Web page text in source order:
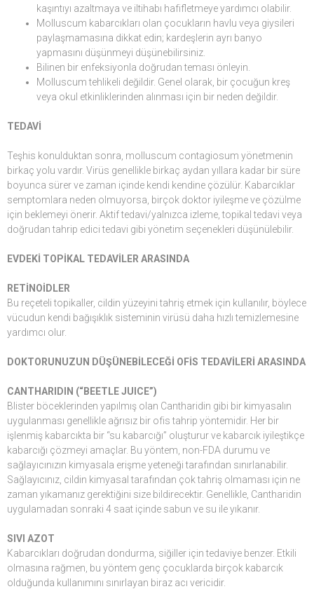
kaşıntıyı azaltmaya ve iltihabı hafifletmeye yardımcı olabilir.
Molluscum kabarcıkları olan çocukların havlu veya giysileri
paylaşmamasına dikkat edin; kardeşlerin ayrı banyo
yapmasını düşünmeyi düşünebilirsiniz.
Bilinen bir enfeksiyonla doğrudan teması önleyin.
Molluscum tehlikeli değildir. Genel olarak, bir çocuğun kreş
veya okul etkinliklerinden alınması için bir neden değildir.
TEDAVİ
Teşhis konulduktan sonra, molluscum contagiosum yönetmenin
birkaç yolu vardır. Virüs genellikle birkaç aydan yıllara kadar bir süre
boyunca sürer ve zaman içinde kendi kendine çözülür. Kabarcıklar
semptomlara neden olmuyorsa, birçok doktor iyileşme ve çözülme
için beklemeyi önerir. Aktif tedavi/yalnızca izleme, topikal tedavi veya
doğrudan tahrip edici tedavi gibi yönetim seçenekleri düşünülebilir.
EVDEKİ TOPİKAL TEDAVİLER ARASINDA
RETİNOİDLER
Bu reçeteli topikaller, cildin yüzeyini tahriş etmek için kullanılır, böylece
vücudun kendi bağışıklık sisteminin virüsü daha hızlı temizlemesine
yardımcı olur.
DOKTORUNUZUN DÜŞÜNEBİLECEĞİ OFİS TEDAVİLERİ ARASINDA
CANTHARIDIN (“BEETLE JUICE”)
Blister böceklerinden yapılmış olan Cantharidin gibi bir kimyasalın
uygulanması genellikle ağrısız bir ofis tahrip yöntemidir. Her bir
işlenmiş kabarcıkta bir “su kabarcığı” oluşturur ve kabarcık iyileştikçe
kabarcığı çözmeyi amaçlar. Bu yöntem, non-FDA durumu ve
sağlayıcınızın kimyasala erişme yeteneği tarafından sınırlanabilir.
Sağlayıcınız, cildin kimyasal tarafından çok tahriş olmaması için ne
zaman yıkamanız gerektiğini size bildirecektir. Genellikle, Cantharidin
uygulamadan sonraki 4 saat içinde sabun ve su ile yıkanır.
SIVI AZOT
Kabarcıkları doğrudan dondurma, siğiller için tedaviye benzer. Etkili
olmasına rağmen, bu yöntem genç çocuklarda birçok kabarcık
olduğunda kullanımını sınırlayan biraz acı vericidir.